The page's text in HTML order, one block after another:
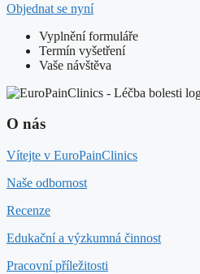
Objednat se nyní
Vyplnění formuláře
Termín vyšetření
Vaše návštěva
O nás
Vítejte v EuroPainClinics
Naše odbornost
Recenze
Edukační a výzkumná činnost
Pracovní příležitosti